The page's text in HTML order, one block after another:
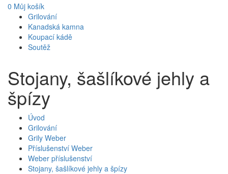
0 Můj košík
Grilování
Kanadská kamna
Koupací kádě
Soutěž
Stojany, šašlíkové jehly a
špízy
Úvod
Grilování
Grily Weber
Příslušenství Weber
Weber příslušenství
Stojany, šašlíkové jehly a špízy